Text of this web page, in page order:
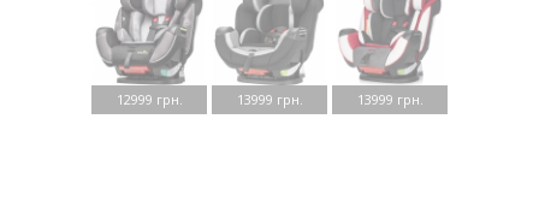
12999 грн. 13999 грн. 13999 грн.